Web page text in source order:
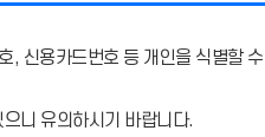
신용카드번호 등 개인을 식별할
으니 유의하시기 바랍니다.